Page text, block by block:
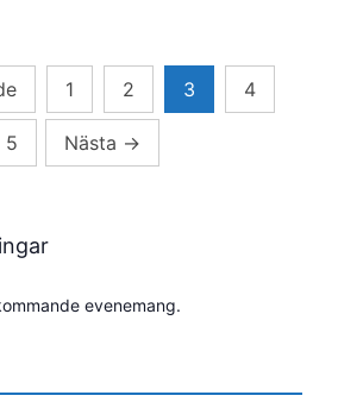
1 2 3 4
5 Nästa →
evenemang.